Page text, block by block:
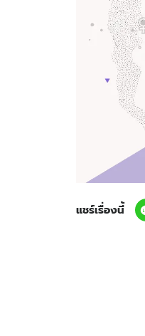
สงวนลิขสิทธิ์ ©
แชร์เรื่องนี้